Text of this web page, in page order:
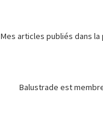
Mes articles publiés dans la
Balustrade est